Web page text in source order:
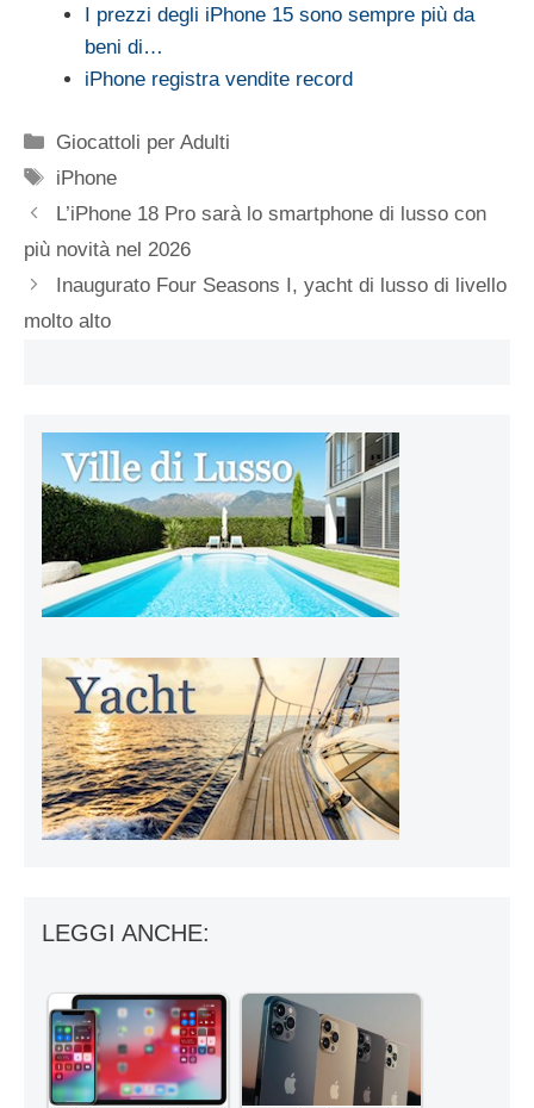
I prezzi degli iPhone 15 sono sempre più da
beni di…
iPhone registra vendite record
Categorie
Giocattoli per Adulti
Tag
iPhone
L’iPhone 18 Pro sarà lo smartphone di lusso con
più novità nel 2026
Inaugurato Four Seasons I, yacht di lusso di livello
molto alto
LEGGI ANCHE: